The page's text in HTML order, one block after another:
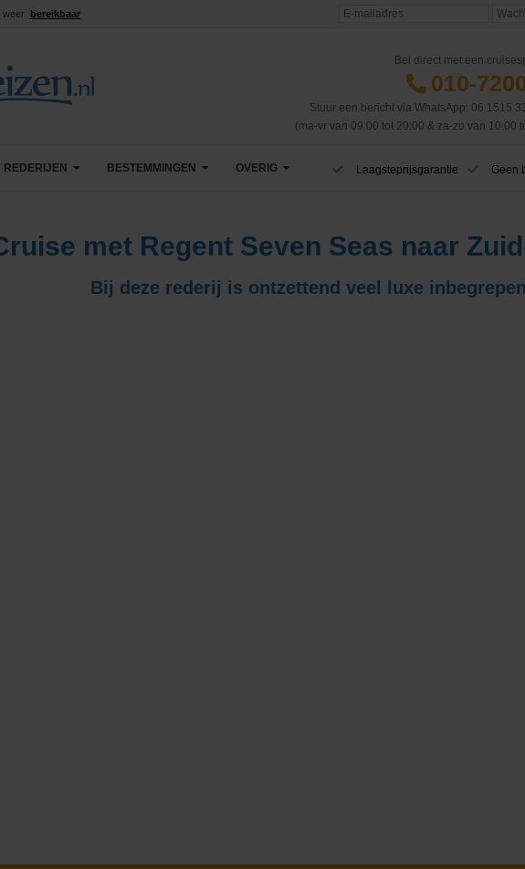
weer bereikbaar
Bel direct met een
010-
Stuur een bericht via WhatsApp: 06 1515
(ma-vr van 09:00 tot 20:00 & za-zo van 10:00
REDERIJEN
Azamara
Carnival Cruise Line
BESTEMMINGEN
Azië
Canarische Eilanden
OVERIG
CruiseReizen TV
Blog
Laagsteprijsgarantie Geen
met Regent Seven Seas naar
Bij deze rederij is ontzettend veel luxe